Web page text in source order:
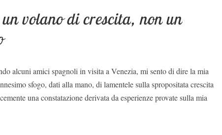
volano di crescita, non un
alcuni amici spagnoli in visita a Venezia, mi sento di dire la mia
sfogo, dati alla mano, di lamentele sulla spropositata crescita
una constatazione derivata da esperienze provate sulla mia